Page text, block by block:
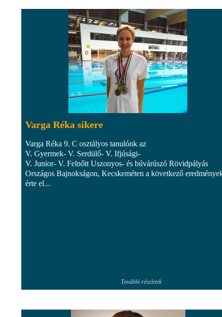
Varga Réka sikere
Varga Réka 9. C osztályos tanulónk az
V. Gyermek- V. Serdülő- V. Ifjúsági-
V. Junior- V. Felnőtt Uszonyos- és búvárúszó Rövidpályás
Országos Bajnokságon, Kecskeméten a következő
érte el...
További részletek